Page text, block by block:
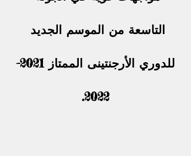
التاسعة من الموسم الجديد
للدوري الأرجنتينى الممتاز 2021-
2022.